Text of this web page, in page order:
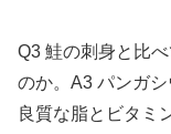
Q3 鮭の刺身と比
のか。A3 パンガ
良質な脂とビタミ